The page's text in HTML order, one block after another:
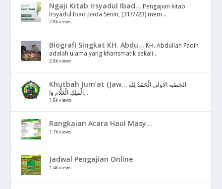
Ngaji Kitab Irsyadul Ibad... Pengajian kitab
Irsyadul Ibad pada Senin, (31/7/23) mem...
2.8k views
Biografi Singkat KH. Abdu... KH. Abdullah Faqih
adalah ulama yang kharismatik sekali...
2.6k views
Khutbah Jum’at (Jaw... الخطبة الاولى الْحَمْدُ لِلهِ
الْمَلِكِ الْعَلَّامِ وَا...
1.8k views
Rangkaian Acara Haul Masy...
1.7k views
Jadwal Pengajian Online
1.4k views